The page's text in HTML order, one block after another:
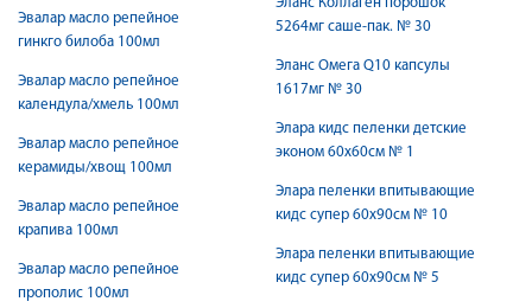
Эвалар масло репейное
гинкго билоба 100мл
Эвалар масло репейное
календула/хмель 100мл
Эвалар масло репейное
керамиды/хвощ 100мл
Эвалар масло репейное
крапива 100мл
Эвалар масло репейное
прополис 100мл
5264мг саше-пак. № 30
Эланс Омега Q10 капсулы
1617мг № 30
Элара кидс пеленки детские
эконом 60х60см № 1
Элара пеленки впитывающие
кидс супер 60х90см № 10
Элара пеленки впитывающие
кидс супер 60х90см № 5